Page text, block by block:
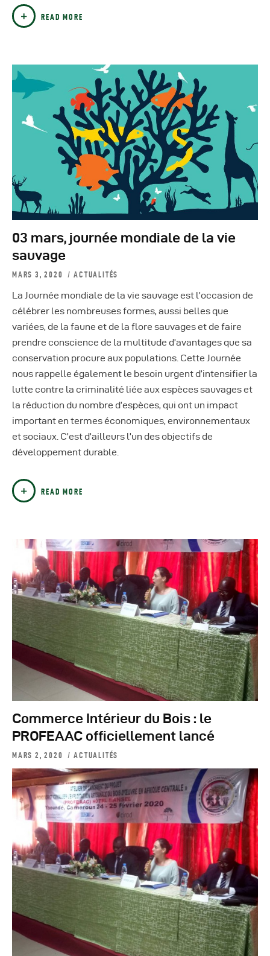
READ MORE
03 mars, journée mondiale de la vie
sauvage
MARS 3, 2020 ACTUALITÉS
La Journée mondiale de la vie sauvage est l’occasion de
célébrer les nombreuses formes, aussi belles que
variées, de la faune et de la flore sauvages et de faire
prendre conscience de la multitude d’avantages que sa
conservation procure aux populations. Cette Journée
nous rappelle également le besoin urgent d’intensifier la
lutte contre la criminalité liée aux espèces sauvages et
la réduction du nombre d’espèces, qui ont un impact
important en termes économiques, environnementaux
et sociaux. C’est d’ailleurs l’un des objectifs de
développement durable.
READ MORE
Commerce Intérieur du Bois : le
PROFEAAC officiellement lancé
MARS 2, 2020 ACTUALITÉS